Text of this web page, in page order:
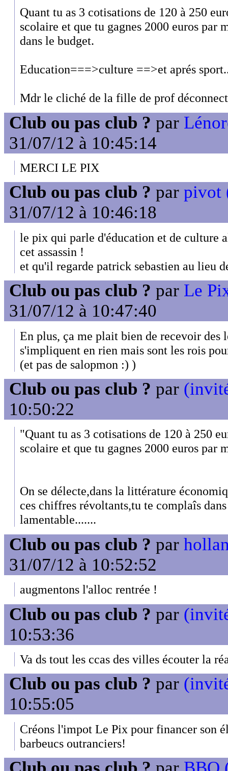
Quant tu as 3 cotisations de 120 à 250
scolaire et que tu gagnes 2000 euros par
dans le budget.
Education===>culture ==>et aprés
Mdr le cliché de la fille de prof
Club ou pas club ? par
31/07/12 à 10:45:14
MERCI LE PIX
Club ou pas club ? par pivot
31/07/12 à 10:46:18
le pix qui parle d'éducation et de culture
cet assassin !
et qu'il regarde patrick sebastien au lieu
Club ou pas club ? par Le
31/07/12 à 10:47:40
En plus, ça me plait bien de recevoir des
s'impliquent en rien mais sont les rois
(et pas de salopmon :) )
Club ou pas club ? par
10:50:22
"Quant tu as 3 cotisations de 120 à 250
scolaire et que tu gagnes 2000 euros par
On se délecte,dans la littérature
ces chiffres révoltants,tu te complaîs
lamentable.......
Club ou pas club ? par
31/07/12 à 10:52:52
augmentons l'alloc rentrée !
Club ou pas club ? par
10:53:36
Va ds tout les ccas des villes écouter la
Club ou pas club ? par
10:55:05
Créons l'impot Le Pix pour financer son
barbeucs outranciers!